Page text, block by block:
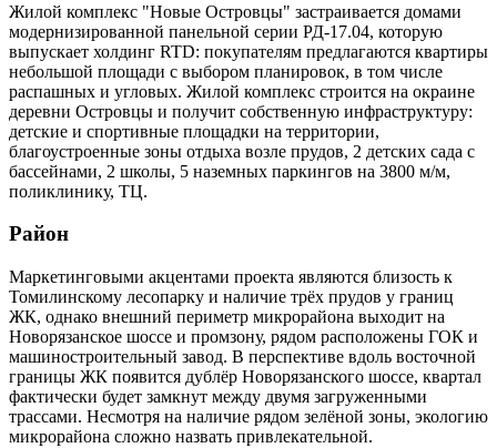
Жилой комплекс "Новые Островцы" застраивается домами
модернизированной панельной серии РД-17.04, которую
выпускает холдинг RTD: покупателям предлагаются квартиры
небольшой площади с выбором планировок, в том числе
распашных и угловых. Жилой комплекс строится на окраине
деревни Островцы и получит собственную инфраструктуру:
детские и спортивные площадки на территории,
благоустроенные зоны отдыха возле прудов, 2 детских сада с
бассейнами, 2 школы, 5 наземных паркингов на 3800 м/м,
поликлинику, ТЦ.
Район
Маркетинговыми акцентами проекта являются близость к
Томилинскому лесопарку и наличие трёх прудов у границ
ЖК, однако внешний периметр микрорайона выходит на
Новорязанское шоссе и промзону, рядом расположены ГОК и
машиностроительный завод. В перспективе вдоль восточной
границы ЖК появится дублёр Новорязанского шоссе, квартал
фактически будет замкнут между двумя загруженными
трассами. Несмотря на наличие рядом зелёной зоны, экологию
микрорайона сложно назвать привлекательной.